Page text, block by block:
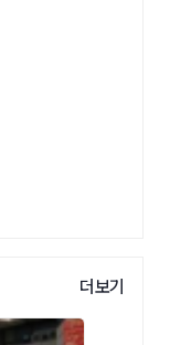
더보기